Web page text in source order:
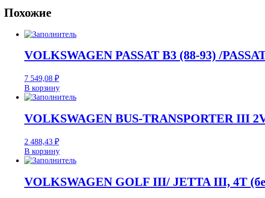
Похожие
VOLKSWAGEN PASSAT B3 (88-93) /
7 549,08 ₽
В корзину
VOLKSWAGEN BUS-TRANSPORTER III
2 488,43 ₽
В корзину
VOLKSWAGEN GOLF III/ JETTA III, 4T